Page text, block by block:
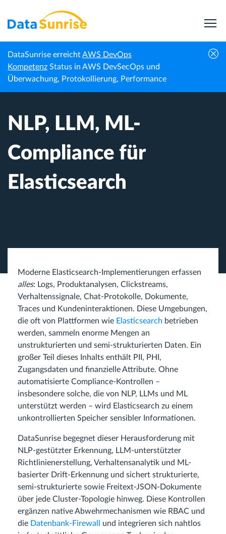
DataSunrise erreichtAWS DevOps
Kompetenz Status in AWS DevSecOps und
Überwachung, Protokollierung, Performance
Startseite Wissenszentrum NLP, LLM, ML-Compliance für Elasticsearch
NLP, LLM, ML-
Compliance für
Elasticsearch
Moderne Elasticsearch-Implementierungen erfassen
alles: Logs, Produktanalysen, Clickstreams,
Verhaltenssignale, Chat-Protokolle, Dokumente,
Traces und Kundeninteraktionen. Diese Umgebungen,
die oft von Plattformen wie Elasticsearch betrieben
werden, sammeln enorme Mengen an
unstrukturierten und semi-strukturierten Daten. Ein
großer Teil dieses Inhalts enthält PII, PHI,
Zugangsdaten und finanzielle Attribute. Ohne
automatisierte Compliance-Kontrollen –
insbesondere solche, die von NLP, LLMs und ML
unterstützt werden – wird Elasticsearch zu einem
unkontrollierten Speicher sensibler Informationen.
DataSunrise begegnet dieser Herausforderung mit
NLP-gestützter Erkennung, LLM-unterstützter
Richtlinienerstellung, Verhaltensanalytik und ML-
basierter Drift-Erkennung und sichert strukturierte,
semi-strukturierte sowie Freitext-JSON-Dokumente
über jede Cluster-Topologie hinweg. Diese Kontrollen
ergänzen native Abwehrmechanismen wie RBAC und
die Datenbank-Firewall
und integrieren sich nahtlos